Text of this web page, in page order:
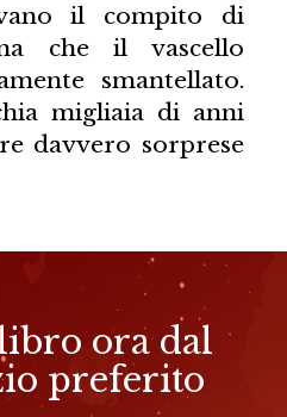
il compito di
che il vascello
smantellato.
migliaia di anni
davvero sorprese
ora dal
preferito